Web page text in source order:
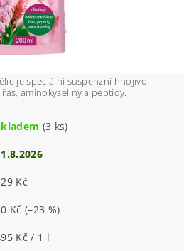
je speciální suspenzní hnojivo
aminokyseliny a peptidy.
(3 ks)
Kč
Kč(–23 %)
Kč / 1 l